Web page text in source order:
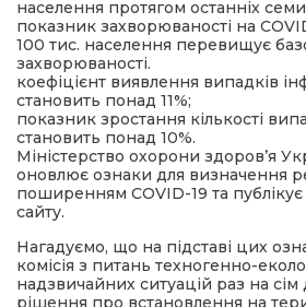
населення протягом останніх семи
показник захворюваності на
100 тис. населення перевищує
захворюваності.
коефіцієнт виявлення випадків
становить понад 11%;
показник зростання кількості
становить понад 10%.
Міністерство охорони здоров’я
оновлює ознаки для визначення
поширенням COVID-19 та публікує
сайту.
Нагадуємо, що на підставі цих
комісія з питань техногенно-
надзвичайних ситуацій раз на
рішення про встановлення на